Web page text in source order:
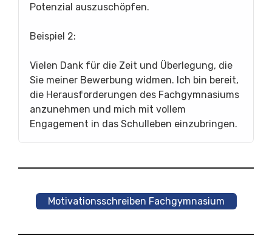
Potenzial auszuschöpfen.
Beispiel 2:
Vielen Dank für die Zeit und Überlegung, die
Sie meiner Bewerbung widmen. Ich bin bereit,
die Herausforderungen des Fachgymnasiums
anzunehmen und mich mit vollem
Engagement in das Schulleben einzubringen.
Motivationsschreiben Fachgymnasium